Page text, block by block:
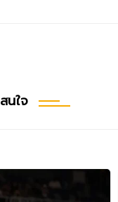
นใจ